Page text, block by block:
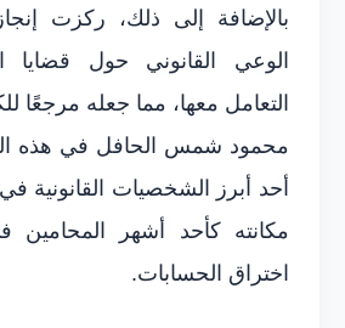
بالإضافة إلى ذلك، ركزت
الوعي القانوني حول قضايا
التعامل معها، مما جعله مرجعًا
محمود شمس الحافل في هذه
أحد أبرز الشخصيات القانونية
مكانته كأحد أشهر
اختراق الحسابات.